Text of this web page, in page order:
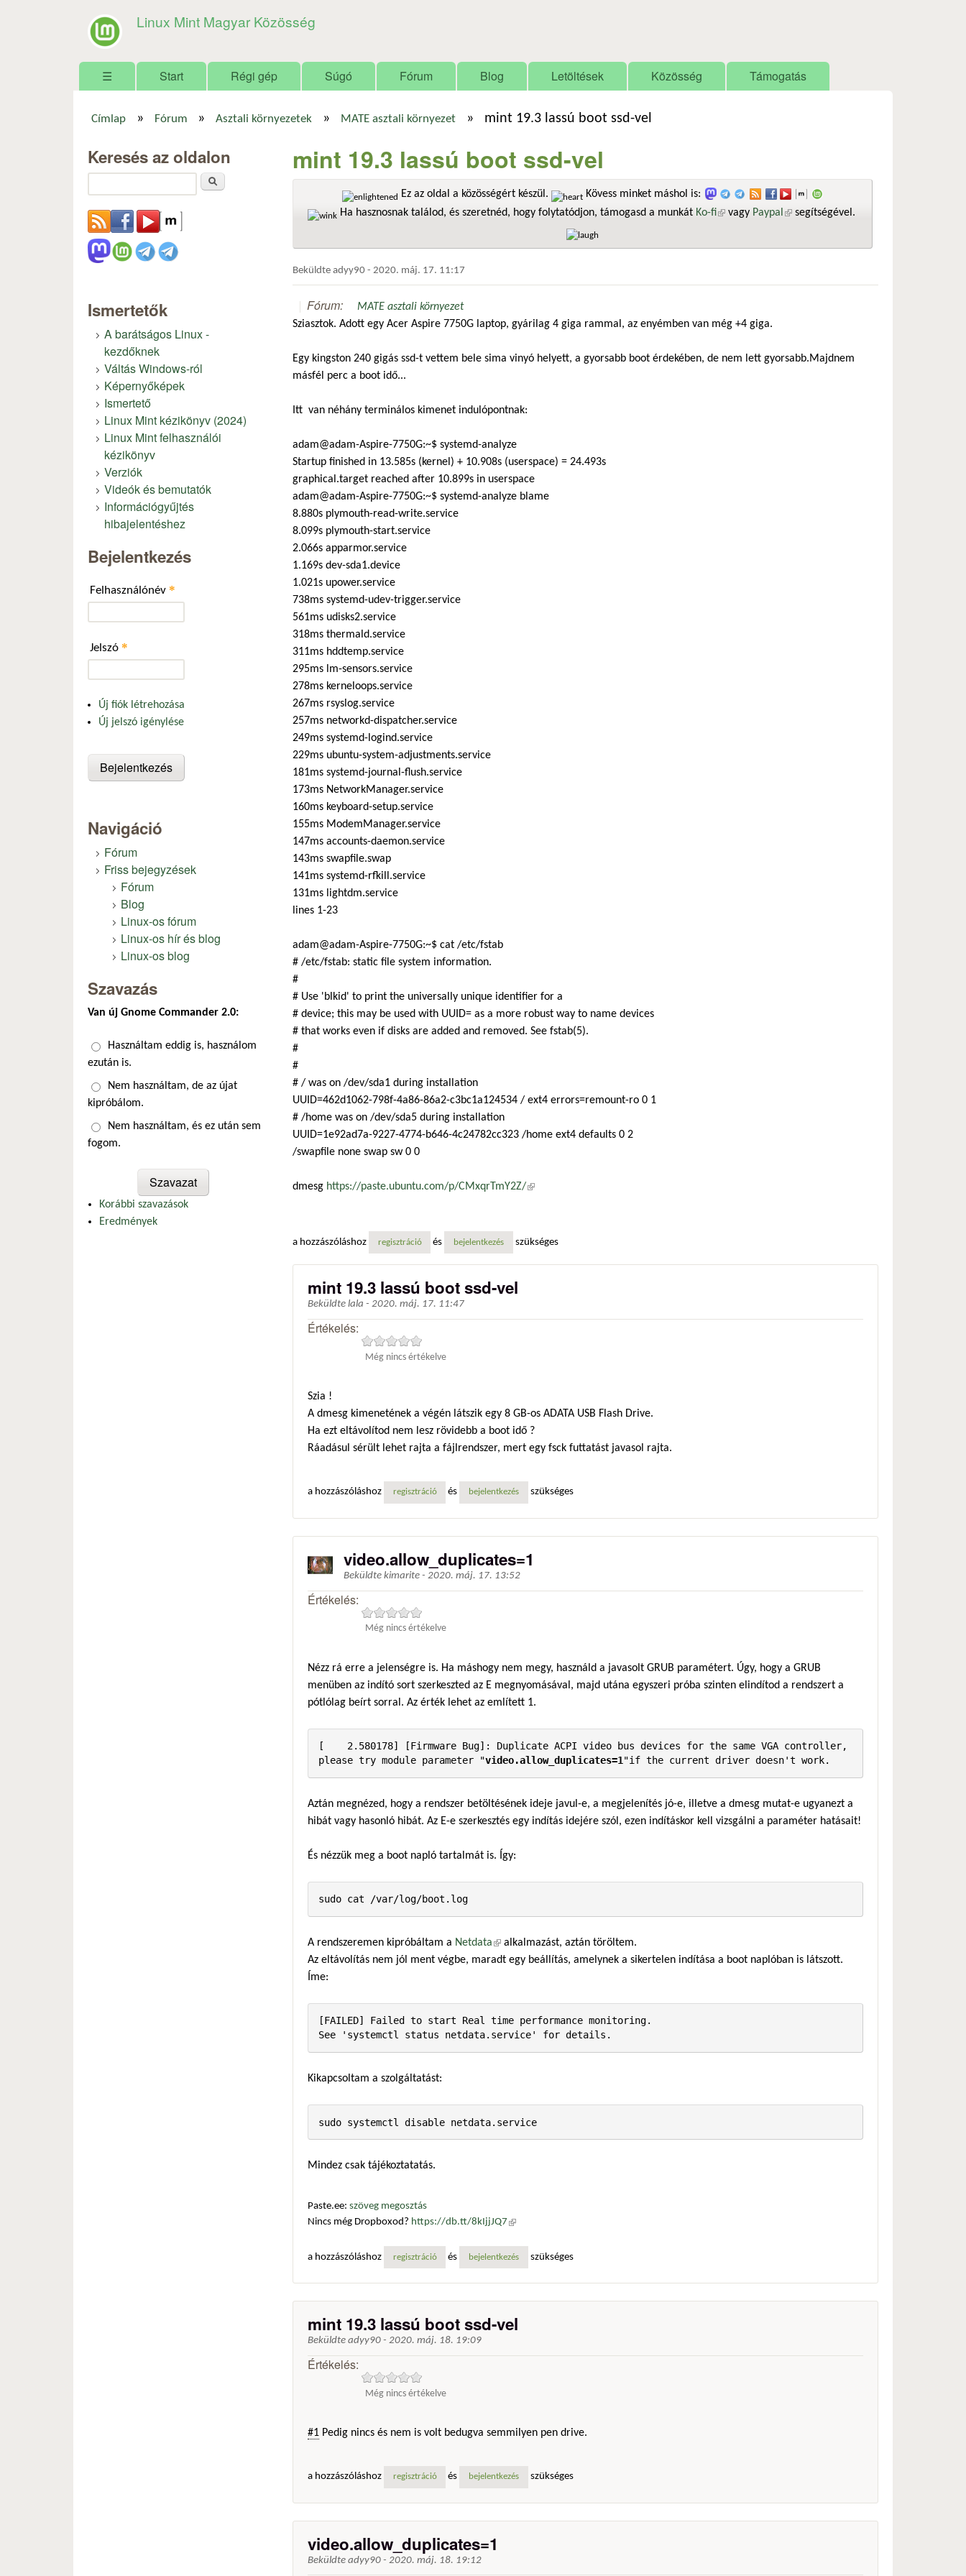
Linux Mint Magyar Közösség
Főmenü
☰ Start Régi gép Súgó Fórum Blog Letöltések Közösség Támogatás
Címlap » Fórum » Asztali környezetek » MATE asztali környezet » mint 19.3 lassú boot ssd-vel
mint 19.3 lassú boot ssd-vel
Ez az oldal a közösségért készül.
Kövess minket máshol is:
Ha hasznosnak találod, és szeretnéd, hogy folytatódjon, támogasd a munkát Ko-fi(külső hivatkozás)
vagy Paypal (külső hivatkozás)
segítségével.
Beküldte adyy90 - 2020. máj. 17. 11:17
Fórum:
MATE asztali környezet
Sziasztok. Adott egy Acer Aspire 7750G laptop, gyárilag 4 giga rammal, az enyémben van még +4 giga.
Egy kingston 240 gigás ssd-t vettem bele sima vinyó helyett, a gyorsabb boot érdekében, de nem lett gyorsabb.Majdnem
másfél perc a boot idő...
Itt van néhány terminálos kimenet indulópontnak:
adam@adam-Aspire-7750G:~$ systemd-analyze
Startup finished in 13.585s (kernel) + 10.908s (userspace) = 24.493s
graphical.target reached after 10.899s in userspace
adam@adam-Aspire-7750G:~$ systemd-analyze blame
8.880s plymouth-read-write.service
8.099s plymouth-start.service
2.066s apparmor.service
1.169s dev-sda1.device
1.021s upower.service
738ms systemd-udev-trigger.service
561ms udisks2.service
318ms thermald.service
311ms hddtemp.service
295ms lm-sensors.service
278ms kerneloops.service
267ms rsyslog.service
257ms networkd-dispatcher.service
249ms systemd-logind.service
229ms ubuntu-system-adjustments.service
181ms systemd-journal-flush.service
173ms NetworkManager.service
160ms keyboard-setup.service
155ms ModemManager.service
147ms accounts-daemon.service
143ms swapfile.swap
141ms systemd-rfkill.service
131ms lightdm.service
lines 1-23
adam@adam-Aspire-7750G:~$ cat /etc/fstab
# /etc/fstab: static file system information.
#
# Use 'blkid' to print the universally unique identifier for a
# device; this may be used with UUID= as a more robust way to name devices
# that works even if disks are added and removed. See fstab(5).
#
#
# / was on /dev/sda1 during installation
UUID=462d1062-798f-4a86-86a2-c3bc1a124534 / ext4 errors=remount-ro 0 1
# /home was on /dev/sda5 during installation
UUID=1e92ad7a-9227-4774-b646-4c24782cc323 /home ext4 defaults 0 2
/swapfile none swap sw 0 0
dmesg https://paste.ubuntu.com/p/CMxqrTmY2Z/(külső hivatkozás)
a hozzászóláshoz regisztráció és bejelentkezés szükséges
mint 19.3 lassú boot ssd-vel
Beküldte lala - 2020. máj. 17. 11:47
Értékelés:
Még nincs értékelve
Szia !
A dmesg kimenetének a végén látszik egy 8 GB-os ADATA USB Flash Drive.
Ha ezt eltávolítod nem lesz rövidebb a boot idő ?
Ráadásul sérült lehet rajta a fájlrendszer, mert egy fsck futtatást javasol rajta.
a hozzászóláshoz regisztráció és bejelentkezés szükséges
video.allow_duplicates=1
Beküldte kimarite - 2020. máj. 17. 13:52
Értékelés:
Még nincs értékelve
Nézz rá erre a jelenségre is. Ha máshogy nem megy, használd a javasolt GRUB paramétert. Úgy, hogy a GRUB
menüben az indító sort szerkeszted az E megnyomásával, majd utána egyszeri próba szinten elindítod a rendszert a
pótlólag beírt sorral. Az érték lehet az említett 1.
[    2.580178] [Firmware Bug]: Duplicate ACPI video bus devices for the same VGA controller,
please try module parameter "video.allow_duplicates=1"if the current driver doesn't work.
Aztán megnézed, hogy a rendszer betöltésének ideje javul-e, a megjelenítés jó-e, illetve a dmesg mutat-e ugyanezt a
hibát vagy hasonló hibát. Az E-e szerkesztés egy indítás idejére szól, ezen indításkor kell vizsgálni a paraméter hatásait!
És nézzük meg a boot napló tartalmát is. Így:
sudo cat /var/log/boot.log
A rendszeremen kipróbáltam a Netdata(külső hivatkozás)
alkalmazást, aztán töröltem.
Az eltávolítás nem jól ment végbe, maradt egy beállítás, amelynek a sikertelen indítása a boot naplóban is látszott.
Íme:
[FAILED] Failed to start Real time performance monitoring.
See 'systemctl status netdata.service' for details.
Kikapcsoltam a szolgáltatást:
sudo systemctl disable netdata.service
Mindez csak tájékoztatatás.
Paste.ee: szöveg megosztás
Nincs még Dropboxod? https://db.tt/8kIjjJQ7 (külső hivatkozás)
a hozzászóláshoz regisztráció és bejelentkezés szükséges
mint 19.3 lassú boot ssd-vel
Beküldte adyy90 - 2020. máj. 18. 19:09
Értékelés:
Még nincs értékelve
#1 Pedig nincs és nem is volt bedugva semmilyen pen drive.
a hozzászóláshoz regisztráció és bejelentkezés szükséges
video.allow_duplicates=1
Beküldte adyy90 - 2020. máj. 18. 19:12
Keresés az oldalon
Ismertetők
A barátságos Linux -
kezdőknek
Váltás Windows-ról
Képernyőképek
Ismertető
Linux Mint kézikönyv (2024)
Linux Mint felhasználói
kézikönyv
Verziók
Videók és bemutatók
Információgyűjtés
hibajelentéshez
Bejelentkezés
Felhasználónév *
Jelszó *
Új fiók létrehozása
Új jelszó igénylése
Navigáció
Fórum
Friss bejegyzések
Fórum
Blog
Linux-os fórum
Linux-os hír és blog
Linux-os blog
Szavazás
Van új Gnome Commander 2.0:
Választások
Használtam eddig is, használom
ezután is.
Nem használtam, de az újat
kipróbálom.
Nem használtam, és ez után sem
fogom.
Korábbi szavazások
Eredmények